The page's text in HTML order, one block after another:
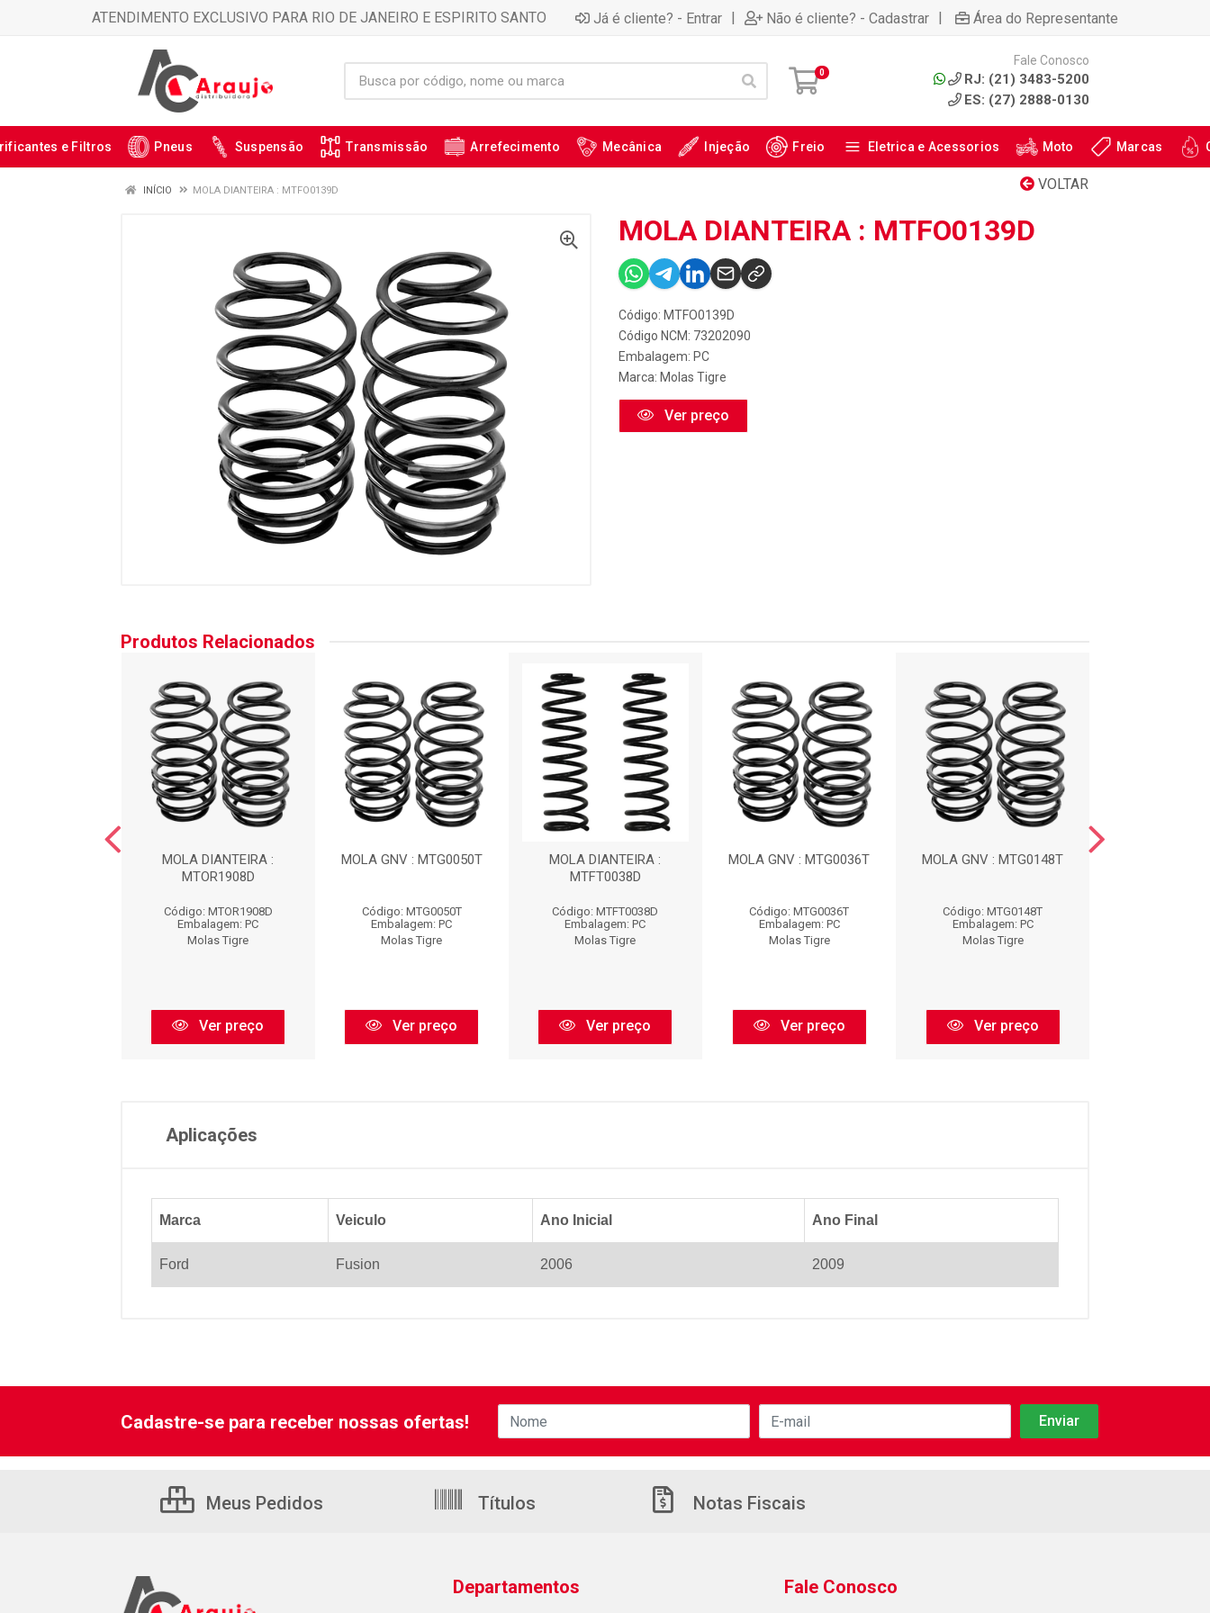
ATENDIMENTO EXCLUSIVO PARA RIO DE JANEIRO E ESPIRITO SANTO Já é cliente? - Entrar | Não é cliente? - Cadastrar | Área do Representante
0
Fale Conosco
RJ: (21) 3483-5200
ES: (27) 2888-0130
e Filtros Pneus Suspensão Transmissão Arrefecimento Mecânica Injeção Freio Eletrica e Acessorios Moto Marcas
VOLTAR
INÍCIO MOLA DIANTEIRA : MTFO0139D
MOLA DIANTEIRA : MTFO0139D
Código: MTFO0139D
Código NCM: 73202090
Embalagem: PC
Marca: Molas Tigre
Ver preço
Produtos Relacionados
MOLA DIANTEIRA :
MTOR1908D
Código: MTOR1908D
Embalagem: PC
Molas Tigre
Ver preço
MOLA GNV : MTG0050T
Código: MTG0050T
Embalagem: PC
Molas Tigre
Ver preço
MOLA DIANTEIRA :
MTFT0038D
Código: MTFT0038D
Embalagem: PC
Molas Tigre
Ver preço
MOLA GNV : MTG0036T
Código: MTG0036T
Embalagem: PC
Molas Tigre
Ver preço
MOLA GNV : MTG0148T
Código: MTG0148T
Embalagem: PC
Molas Tigre
Ver preço
Aplicações
Marca Veiculo Ano Inicial Ano Final
Ford Fusion 2006 2009
Cadastre-se para receber nossas ofertas!
Meus Pedidos Títulos Notas Fiscais
Departamentos Fale Conosco